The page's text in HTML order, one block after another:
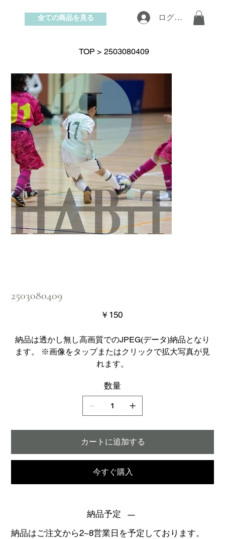
お問い合わせ
ログイン
全ての商品を見る
TOP > 2503080409
2503080409
価
格
￥150
納品は透かし無し高画質でのJPEG(データ)納品となり
ます。 ※画像をタップまたはクリックで拡大写真が見
れます。
数量
カートに追加する
今すぐ購入
納品予定
納品はご注文から2~8営業日を予定しております。